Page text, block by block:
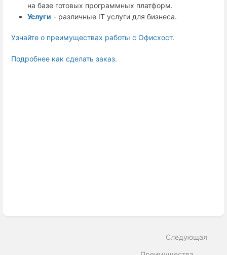
на базе готовых программных платформ.
Услуги - различные IT услуги для бизнеса.
Узнайте о преимуществах работы с Офисхост.
Подробнее как сделать заказ.
Следующая